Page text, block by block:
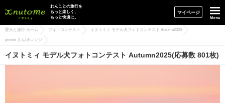
イヌトミィ
わんことの旅行を
もっと楽しく、
もっと快適に。
マイページ
愛犬と旅行 ホーム フォトコンテスト イヌトミィ モデル犬フォトコンテスト Autumn2025
piromi さん/オレンジ
イヌトミィ モデル犬フォトコンテスト Autumn2025(応募数 801枚)